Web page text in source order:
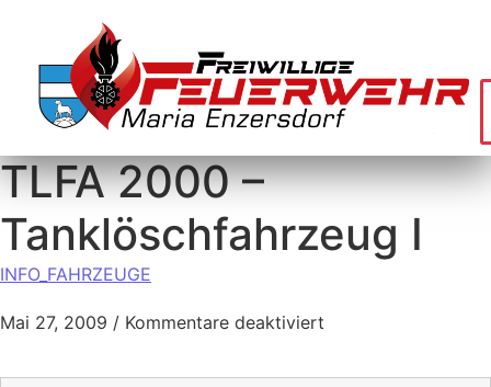
TLFA 2000 –
Tanklöschfahrzeug I
INFO_FAHRZEUGE
Mai 27, 2009 / Kommentare deaktiviert